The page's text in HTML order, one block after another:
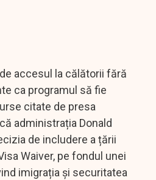
accesul la călătorii fără
ca programul să fie
citate de presa
administrația Donald
de includere a țării
Waiver, pe fondul unei
imigrația și securitatea